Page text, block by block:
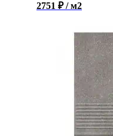
2751 ₽ / м2